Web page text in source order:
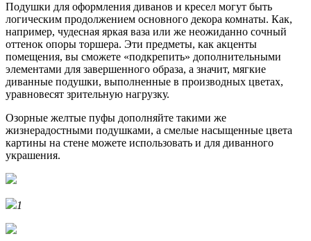
Подушки для оформления диванов и кресел могут быть
логическим продолжением основного декора комнаты. Как,
например, чудесная яркая ваза или же неожиданно сочный
оттенок опоры торшера. Эти предметы, как акценты
помещения, вы сможете «подкрепить» дополнительными
элементами для завершенного образа, а значит, мягкие
диванные подушки, выполненные в производных цветах,
уравновесят зрительную нагрузку.
Озорные желтые пуфы дополняйте такими же
жизнерадостными подушками, а смелые насыщенные цвета
картины на стене можете использовать и для диванного
украшения.
1